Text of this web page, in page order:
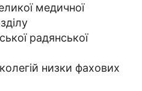
медичної
радянської
низки фахових